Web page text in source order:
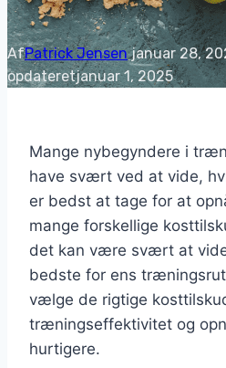
AfPatrick Jensen januar 28,
opdateretjanuar 1, 2025
Mange nybegyndere i
have svært ved at vide,
er bedst at tage for at
mange forskellige
det kan være svært at
bedste for ens
vælge de rigtige
træningseffektivitet og
hurtigere.